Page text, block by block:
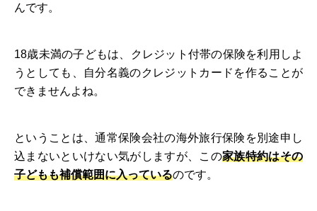
んです。
18歳未満の子どもは、クレジット付帯の保険を利用しよ
うとしても、自分名義のクレジットカードを作ることが
できませんよね。
ということは、通常保険会社の海外旅行保険を別途申し
込まないといけない気がしますが、この家族特約はその
子どもも補償範囲に入っているのです。